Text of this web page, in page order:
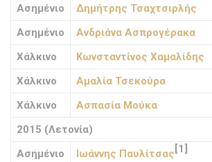
Ασημένιο Δημήτρης Τσαχτσιρλής
Ασημένιο
Ανδριάνα Ασπρογέρακα
Χάλκινο
Κωνσταντίνος Χαμαλίδης
Χάλκινο
Αμαλία Τσεκούρα
Χάλκινο
Ασπασία Μούκα
2015 (Λετονία)
Ασημένιο
Ιωάννης Παυλίτσας [1]